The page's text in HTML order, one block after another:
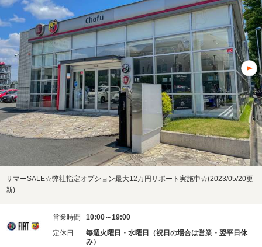
サマーSALE☆弊社指定オプション最大12万円サポート実施中☆(2023/05/20更
新)
営業時間
10:00～19:00
定休日
毎週火曜日・水曜日（祝日の場合は営業・翌平日休
み）